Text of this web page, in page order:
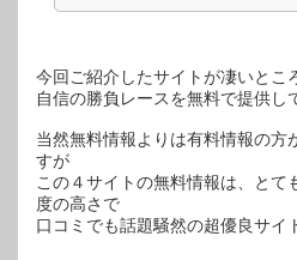
今回ご紹介したサイトが凄いとこ
自信の勝負レースを無料で提供し
当然無料情報よりは有料情報の方
すが
この４サイトの無料情報は、とて
度の高さで
口コミでも話題騒然の超優良サイ